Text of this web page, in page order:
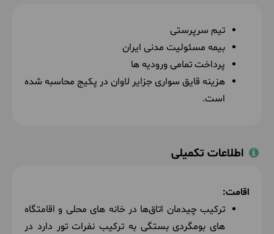
تیم سرپرستی
بیمه مسئولیت مدنی ایران
پرداخت تمامی ورودیه ها
هزینه قایق سواری جزایر لاوان در پکیج محاسبه شده
است.
اطلاعات تکمیلی
اقامت:
ترکیب چیدمان اتاق‌ها در خانه های محلی و اقامتگاه
های بومگردی بستگی به ترکیب نفرات تور دارد در